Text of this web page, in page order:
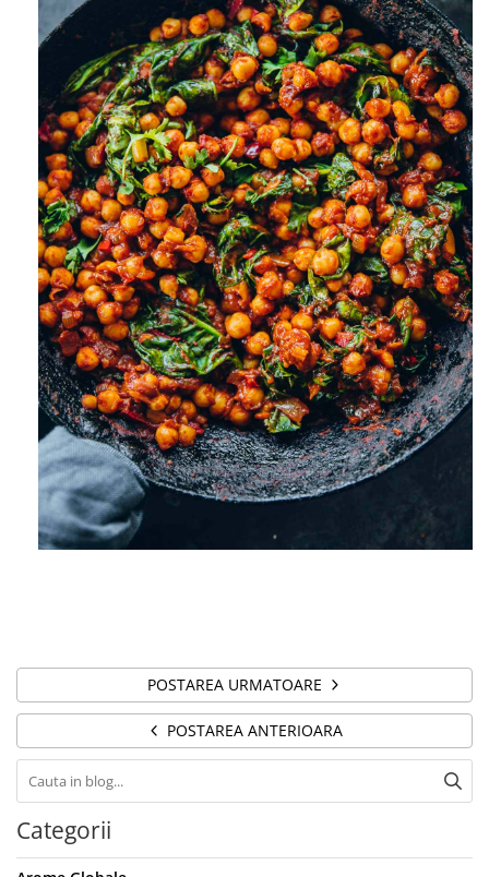
POSTAREA URMATOARE
POSTAREA ANTERIOARA
Categorii